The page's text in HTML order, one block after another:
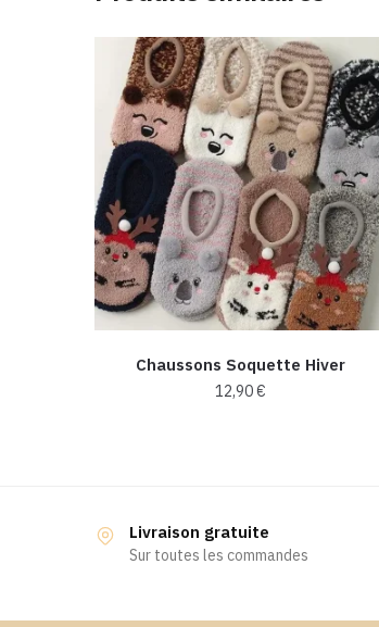
Chaussons Soquette Hiver
12,90€
variations.
Livraison gratuite
Sur toutes les commandes